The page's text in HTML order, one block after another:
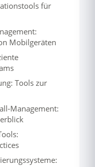
für
Mobilgeräten
Tools zur
Management: